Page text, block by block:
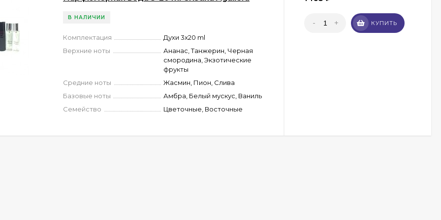
В НАЛИЧИИ
Комплектация
Духи 3x20 ml
Верхние ноты
Ананас, Танжерин, Черная
смородина, Экзотические
фрукты
Средние ноты
Жасмин, Пион, Слива
Базовые ноты
Амбра, Белый мускус, Ваниль
Семейство
Цветочные, Восточные
- + КУПИТЬ